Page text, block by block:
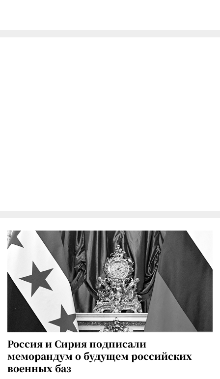
Россия и Сирия подписали
меморандум о будущем российских
военных баз